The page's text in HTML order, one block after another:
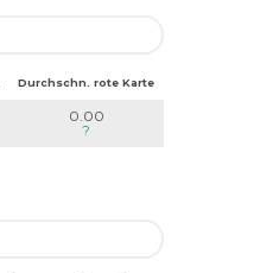
Durchschn. rote Karte
0.00
?